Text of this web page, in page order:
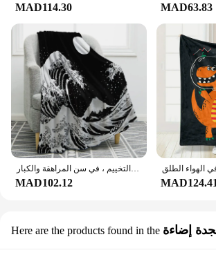
MAD114.30 MAD63.83
مخدر الشمس والقمر طباعة رمي بطانية للأريكة والأريكة ، نجمة والفضاء ، أسود وأبيض ، السفر والتخييم ، في سن المراهقة والكبار
MAD102.12
Here are the products found in the إضاءة